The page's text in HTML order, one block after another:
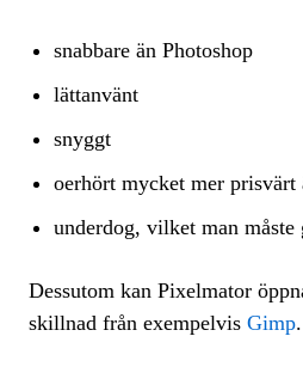
snabbare än Photoshop
lättanvänt
snyggt
oerhört mycket mer prisvärt
underdog, vilket man måste
Dessutom kan Pixelmator
skillnad från exempelvis Gimp.